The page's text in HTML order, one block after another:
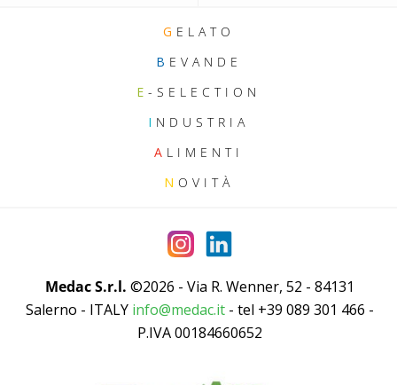
G ELATO
B EVANDE
E -SELECTION
I NDUSTRIA
A LIMENTI
N OVITÀ
Medac S.r.l. ©2026 - Via R. Wenner, 52 - 84131
Salerno - ITALY info@medac.it - tel +39 089 301 466 -
P.IVA 00184660652